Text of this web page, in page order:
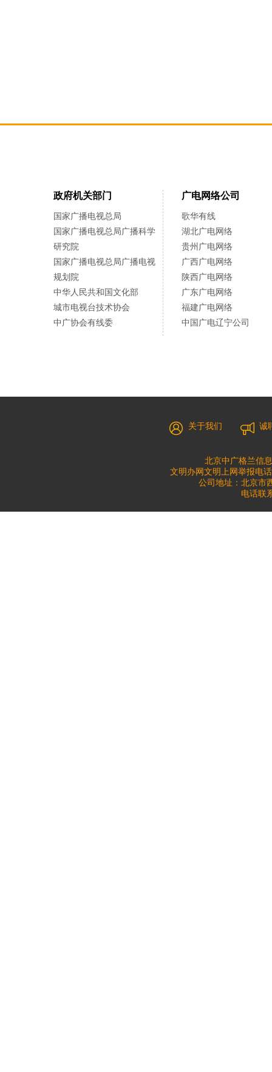
政府机关部门
国家广播电视总局
国家广播电视总局广播科学
研究院
国家广播电视总局广播电视
规划院
中华人民共和国文化部
城市电视台技术协会
中广协会有线委
广电网络公司
歌华有线
湖北广电网络
贵州广电网络
广西广电网络
陕西广电网络
广东广电网络
福建广电网络
中国广电辽宁公司
关于我们 诚
北京中广格兰信
文明办网文明上网举报电
公司地址：北京市
电话联